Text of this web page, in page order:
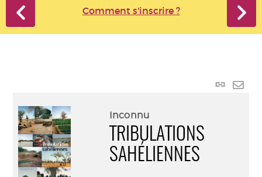
Comment s'inscrire ?
Lien
Inconnu
TRIBULATIONS
SAHÉLIENNES